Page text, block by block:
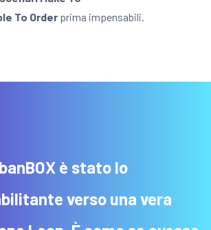
To Order prima impensabili.
è stato lo
verso una vera